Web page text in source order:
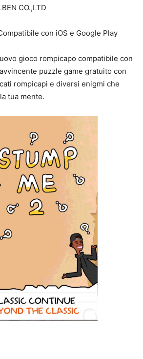
CO.,LTD
con iOS e Google Play
gioco rompicapo compatibile con
puzzle game gratuito con
rompicapi e diversi enigmi che
tua mente.